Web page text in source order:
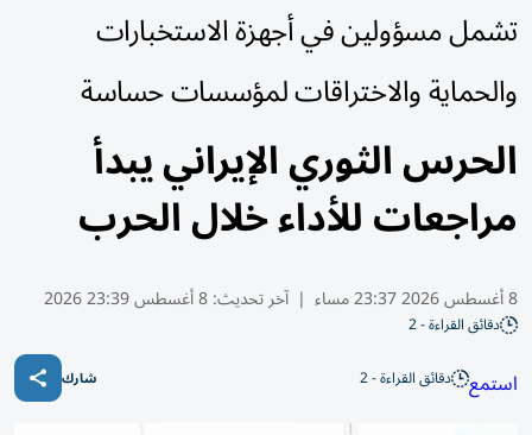
تشمل مسؤولين في أجهزة الاستخبارات
والحماية والاختراقات لمؤسسات حساسة
الحرس الثوري الإيراني يبدأ
مراجعات للأداء خلال الحرب
8 أغسطس 2026 23:37 مساء | آخر تحديث:8 أغسطس 23:39 2026
دقائق القراءة - 2
استمع دقائق القراءة - 2 شارك